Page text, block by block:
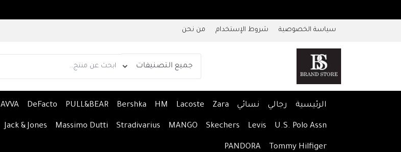
سياسة الخصوصية شروط الإستخدام من نحن
الرئيسية رجالي نسائي Zara
Lacoste
HM
Bershka
PULL&BEAR
DeFacto
AVVA
U.S. Polo Assn
Levis
Skechers
MANGO
Stradivarius
Massimo Dutti
Jack & Jones
Tommy Hilfiger
PANDORA